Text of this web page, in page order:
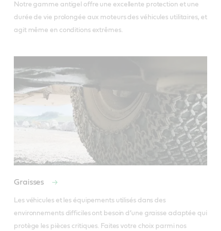
Notre gamme antigel offre une excellente protection et une
durée de vie prolongée aux moteurs des véhicules utilitaires, et
agit même en conditions extrêmes.
Graisses
Les véhicules et les équipements utilisés dans des
environnements difficiles ont besoin d’une graisse adaptée qui
protège les pièces critiques. Faites votre choix parmi nos